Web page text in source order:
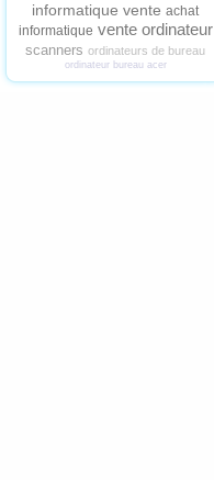
informatique vente achat
informatique vente ordinateur
scanners ordinateurs de bureau
ordinateur bureau acer